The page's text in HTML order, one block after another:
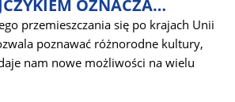
OZNACZA…
przemieszczania się po krajach Unii
poznawać różnorodne kultury,
nam nowe możliwości na wielu